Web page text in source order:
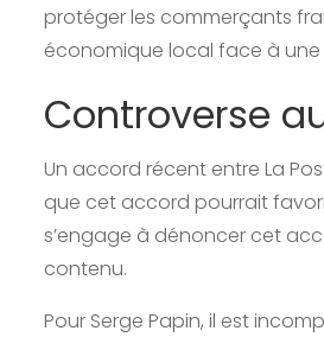
protéger les commerçants
économique local face à
Controverse
Un accord récent entre La
que cet accord pourrait
s’engage à dénoncer cet
contenu.
Pour Serge Papin, il est